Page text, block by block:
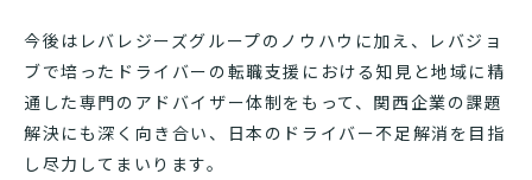
今後はレバレジーズグループのノウハウに加え、レバジョ
ブで培ったドライバーの転職支援における知見と地域に精
通した専門のアドバイザー体制をもって、関西企業の課題
解決にも深く向き合い、日本のドライバー不足解消を目指
し尽力してまいります。